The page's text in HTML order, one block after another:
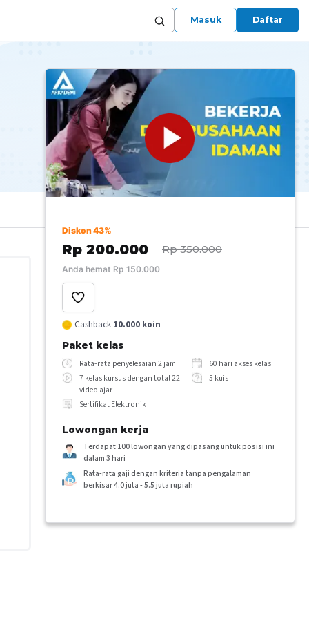
Masuk Daftar
Diskon 43%
Rp 200.000 Rp 350.000
Anda hemat Rp 150.000
Cashback 10.000 koin
Paket kelas
Rata-rata penyelesaian 2 jam
60 hari akses kelas
7 kelas kursus dengan total 22
video ajar
5 kuis
Sertifikat Elektronik
Lowongan kerja
Terdapat 100 lowongan yang dipasang untuk posisi ini
dalam 3 hari
Rata-rata gaji dengan kriteria tanpa pengalaman
berkisar 4.0 juta - 5.5 juta rupiah